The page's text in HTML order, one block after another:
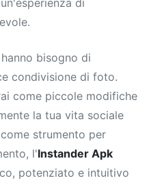
di
bisogno di
condivisione di foto.
come piccole modifiche
la tua vita sociale
strumento per
l'Instander Apk
potenziato e intuitivo